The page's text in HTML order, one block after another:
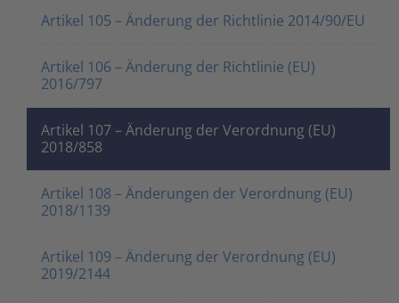
Artikel 105 – Änderung der Richtlinie 2014/90/EU
Artikel 106 – Änderung der Richtlinie (EU)
2016/797
Artikel 107 – Änderung der Verordnung (EU)
2018/858
Artikel 108 – Änderungen der Verordnung (EU)
2018/1139
Artikel 109 – Änderung der Verordnung (EU)
2019/2144